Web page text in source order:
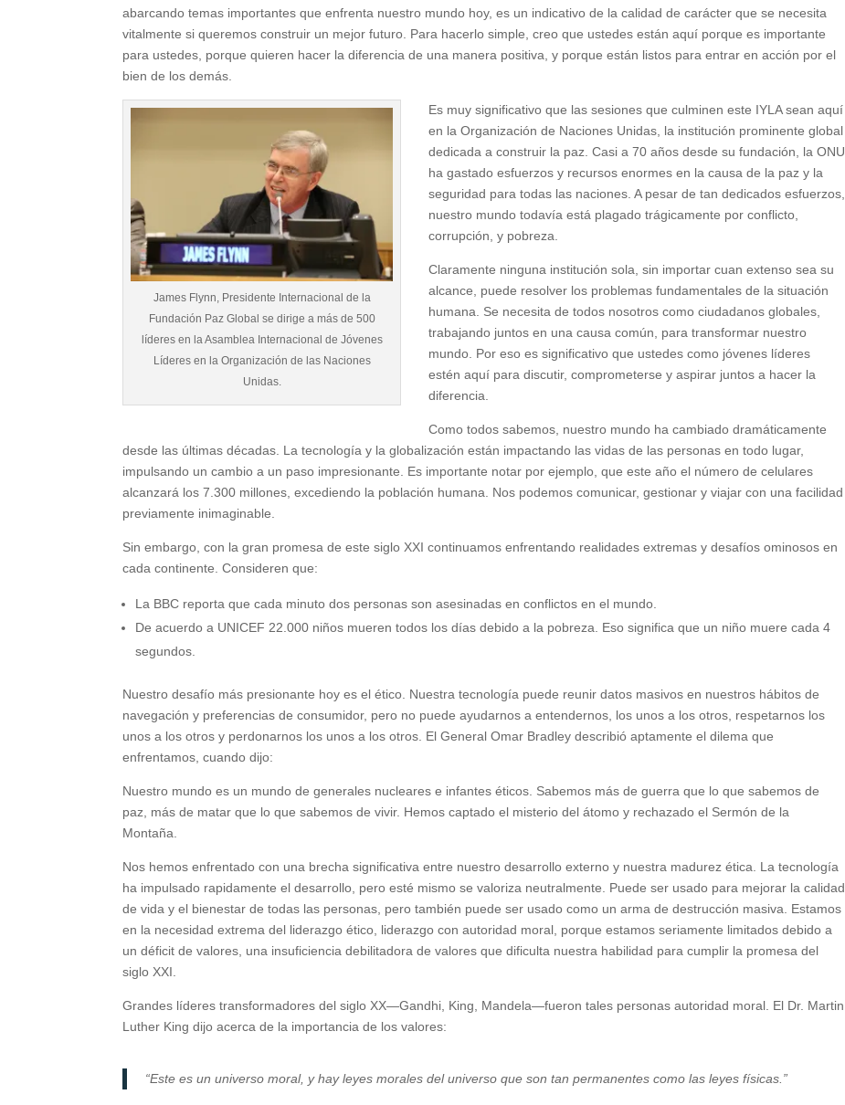
abarcando temas importantes que enfrenta nuestro mundo hoy, es un indicativo de la calidad de carácter que se necesita
vitalmente si queremos construir un mejor futuro. Para hacerlo simple, creo que ustedes están aquí porque es importante
para ustedes, porque quieren hacer la diferencia de una manera positiva, y porque están listos para entrar en acción por el
bien de los demás.
James Flynn, Presidente Internacional de la
Fundación Paz Global se dirige a más de 500
líderes en la Asamblea Internacional de Jóvenes
Líderes en la Organización de las Naciones
Unidas.
Es muy significativo que las sesiones que culminen este IYLA sean aquí
en la Organización de Naciones Unidas, la institución prominente global
dedicada a construir la paz. Casi a 70 años desde su fundación, la ONU
ha gastado esfuerzos y recursos enormes en la causa de la paz y la
seguridad para todas las naciones. A pesar de tan dedicados esfuerzos,
nuestro mundo todavía está plagado trágicamente por conflicto,
corrupción, y pobreza.
Claramente ninguna institución sola, sin importar cuan extenso sea su
alcance, puede resolver los problemas fundamentales de la situación
humana. Se necesita de todos nosotros como ciudadanos globales,
trabajando juntos en una causa común, para transformar nuestro
mundo. Por eso es significativo que ustedes como jóvenes líderes
estén aquí para discutir, comprometerse y aspirar juntos a hacer la
diferencia.
Como todos sabemos, nuestro mundo ha cambiado dramáticamente
desde las últimas décadas. La tecnología y la globalización están impactando las vidas de las personas en todo lugar,
impulsando un cambio a un paso impresionante. Es importante notar por ejemplo, que este año el número de celulares
alcanzará los 7.300 millones, excediendo la población humana. Nos podemos comunicar, gestionar y viajar con una facilidad
previamente inimaginable.
Sin embargo, con la gran promesa de este siglo XXI continuamos enfrentando realidades extremas y desafíos ominosos en
cada continente. Consideren que:
La BBC reporta que cada minuto dos personas son asesinadas en conflictos en el mundo.
De acuerdo a UNICEF 22.000 niños mueren todos los días debido a la pobreza. Eso significa que un niño muere cada 4
segundos.
Nuestro desafío más presionante hoy es el ético. Nuestra tecnología puede reunir datos masivos en nuestros hábitos de
navegación y preferencias de consumidor, pero no puede ayudarnos a entendernos, los unos a los otros, respetarnos los
unos a los otros y perdonarnos los unos a los otros. El General Omar Bradley describió aptamente el dilema que
enfrentamos, cuando dijo:
Nuestro mundo es un mundo de generales nucleares e infantes éticos. Sabemos más de guerra que lo que sabemos de
paz, más de matar que lo que sabemos de vivir. Hemos captado el misterio del átomo y rechazado el Sermón de la
Montaña.
Nos hemos enfrentado con una brecha significativa entre nuestro desarrollo externo y nuestra madurez ética. La tecnología
ha impulsado rapidamente el desarrollo, pero esté mismo se valoriza neutralmente. Puede ser usado para mejorar la calidad
de vida y el bienestar de todas las personas, pero también puede ser usado como un arma de destrucción masiva. Estamos
en la necesidad extrema del liderazgo ético, liderazgo con autoridad moral, porque estamos seriamente limitados debido a
un déficit de valores, una insuficiencia debilitadora de valores que dificulta nuestra habilidad para cumplir la promesa del
siglo XXI.
Grandes líderes transformadores del siglo XX—Gandhi, King, Mandela—fueron tales personas autoridad moral. El Dr. Martin
Luther King dijo acerca de la importancia de los valores:
“Este es un universo moral, y hay leyes morales del universo que son tan permanentes como las leyes físicas.”